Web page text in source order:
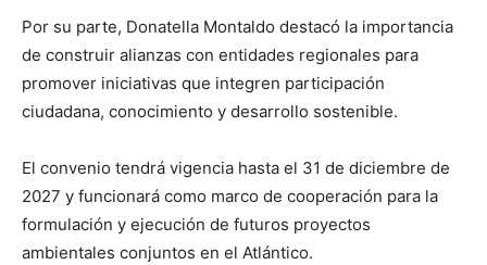
Por su parte, Donatella Montaldo destacó la importancia
de construir alianzas con entidades regionales para
promover iniciativas que integren participación
ciudadana, conocimiento y desarrollo sostenible.
El convenio tendrá vigencia hasta el 31 de diciembre de
2027 y funcionará como marco de cooperación para la
formulación y ejecución de futuros proyectos
ambientales conjuntos en el Atlántico.